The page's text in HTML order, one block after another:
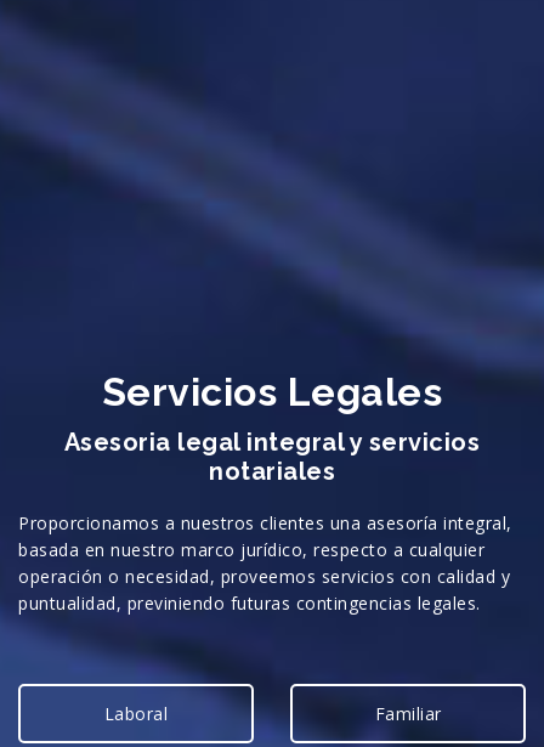
Servicios Legales
Asesoria legal integral y servicios
notariales
Proporcionamos a nuestros clientes una asesoría integral,
basada en nuestro marco jurídico, respecto a cualquier
operación o necesidad, proveemos servicios con calidad y
puntualidad, previniendo futuras contingencias legales.
Laboral Familiar